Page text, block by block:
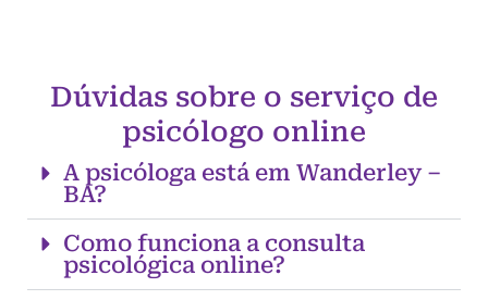
Dúvidas sobre o serviço de
psicólogo online
A psicóloga está em Wanderley –
BA?
Como funciona a consulta
psicológica online?